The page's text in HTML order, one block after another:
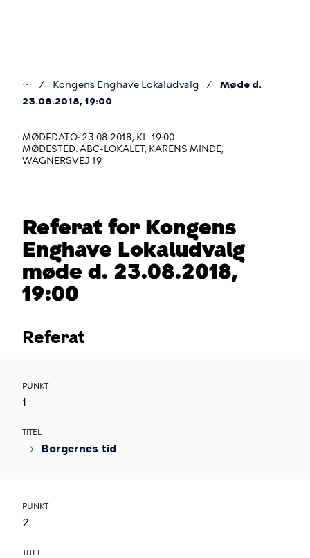
Du
her
⋯ Kongens Enghave Lokaludvalg
Møde d.
23.08.2018, 19:00
MØDEDATO: 23.08.2018, KL. 19:00
MØDESTED: ABC-LOKALET, KARENS MINDE,
WAGNERSVEJ 19
Referat for Kongens
Enghave Lokaludvalg
møde d. 23.08.2018,
19:00
Referat
PUNKT
1
TITEL
Borgernes tid
PUNKT
2
TITEL